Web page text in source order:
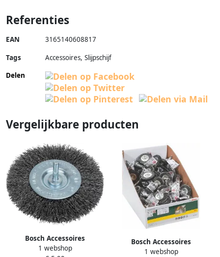
Referenties
EAN 3165140608817
Tags
Accessoires, Slijpschijf
Delen
Vergelijkbare producten
Bosch Accessoires
Schijfborstels voor
1 webshop
Bosch Accessoires
Schijfborstels voor
1 webshop